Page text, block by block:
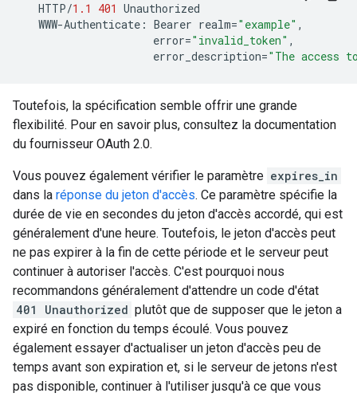
HTTP/1.1 401 Unauthorized
WWW-Authenticate : Bearer realm="example" ,
error="invalid_token" ,
error_description="The access
Toutefois, la spécification semble offrir une grande
flexibilité. Pour en savoir plus, consultez la documentation
du fournisseur OAuth 2.0.
Vous pouvez également vérifier le paramètre expires_in
dans la réponse du jeton d'accès. Ce paramètre spécifie la
durée de vie en secondes du jeton d'accès accordé, qui est
généralement d'une heure. Toutefois, le jeton d'accès peut
ne pas expirer à la fin de cette période et le serveur peut
continuer à autoriser l'accès. C'est pourquoi nous
recommandons généralement d'attendre un code d'état
401 Unauthorized plutôt que de supposer que le jeton a
expiré en fonction du temps écoulé. Vous pouvez
également essayer d'actualiser un jeton d'accès peu de
temps avant son expiration et, si le serveur de jetons n'est
pas disponible, continuer à l'utiliser jusqu'à ce que vous